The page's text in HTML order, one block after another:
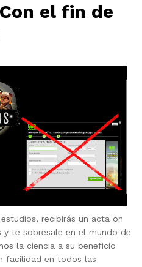
el fin de
recibirás un acta on
y te sobresale en el mundo de
la ciencia a su beneficio
facilidad en todos las